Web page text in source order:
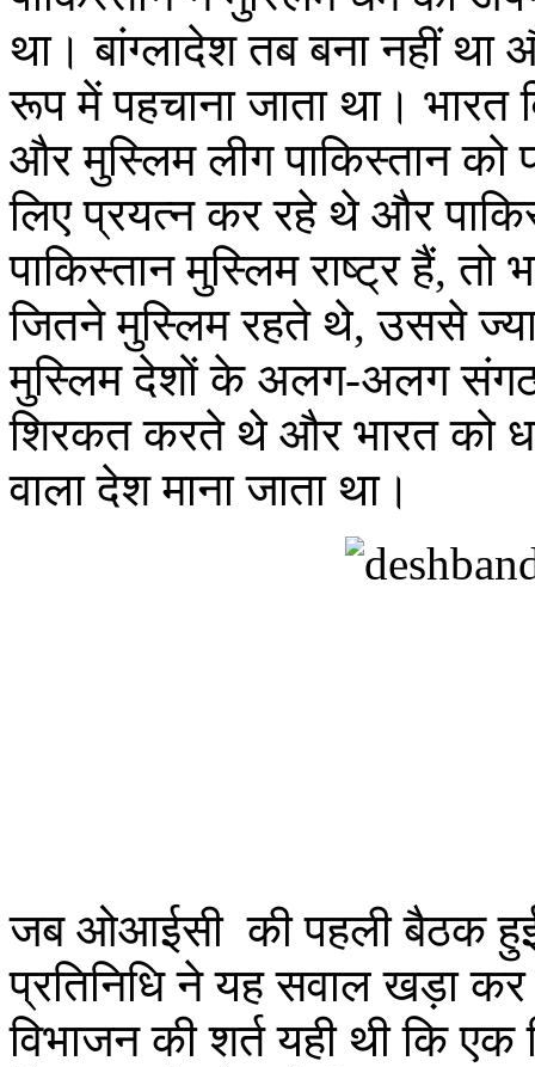
था। बांग्लादेश तब बना नहीं
रूप में पहचाना जाता था। भारत
और मुस्लिम लीग पाकिस्तान को
लिए प्रयत्न कर रहे थे और
पाकिस्तान मुस्लिम राष्ट्र हैं, तो
जितने मुस्लिम रहते थे, उससे
मुस्लिम देशों के अलग-अलग
शिरकत करते थे और भारत को
वाला देश माना जाता था।
जब ओआईसी की पहली बैठक
प्रतिनिधि ने यह सवाल खड़ा कर
विभाजन की शर्त यही थी कि